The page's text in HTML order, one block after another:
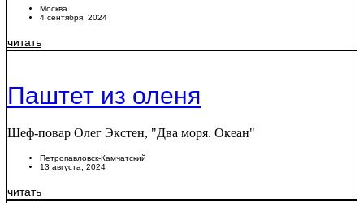
Москва
4 сентября, 2024
читать
Паштет из оленя
Шеф-повар Олег Экстен, "Два моря. Океан"
Петропавловск-Камчатский
13 августа, 2024
читать